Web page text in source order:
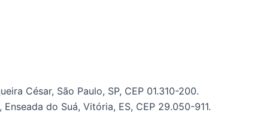
César, São Paulo, SP, CEP 01.310-200.
do Suá, Vitória, ES, CEP 29.050-911.